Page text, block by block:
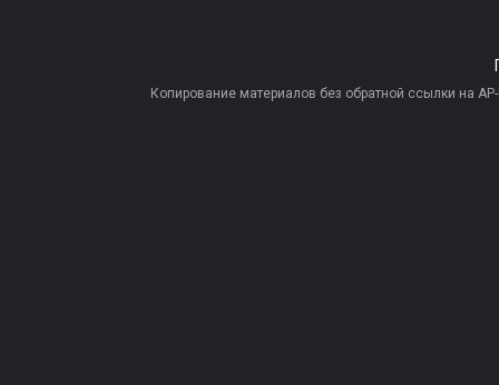
Копирование материалов без обратной ссылки на